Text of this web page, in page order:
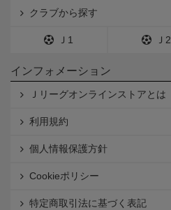
クラブから探す
Ｊ1 Ｊ2
インフォメーション
Ｊリーグオンラインストアとは
利用規約
個人情報保護方針
Cookieポリシー
特定商取引法に基づく表記